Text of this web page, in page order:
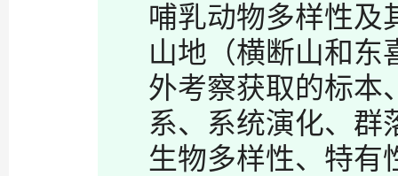
哺乳动物多样性及
山地（横断山和东
外考察获取的标本
系、系统演化、群
生物多样性、特有